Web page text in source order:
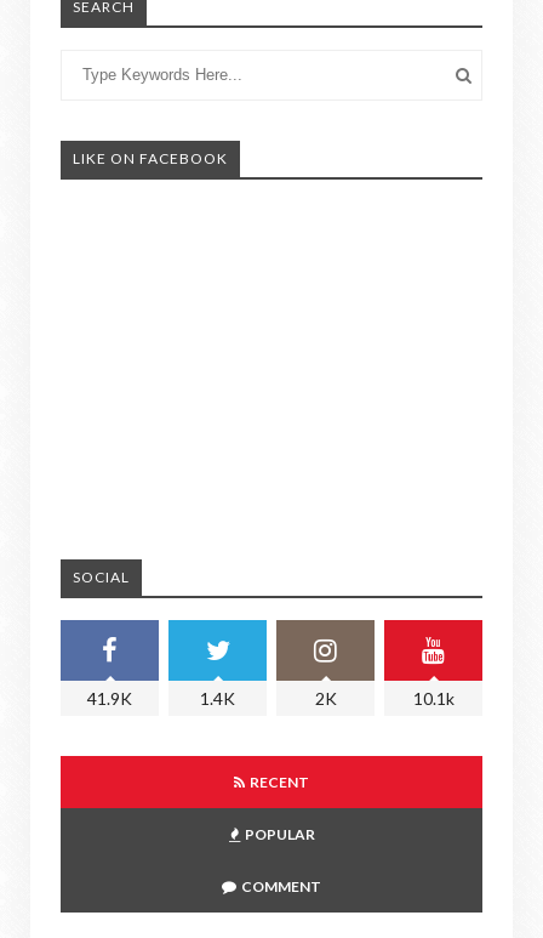
SEARCH
LIKE ON FACEBOOK
SOCIAL
41.9K 1.4K 2K 10.1k
RECENT
POPULAR
COMMENT